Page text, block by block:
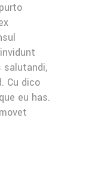
salutandi,
Cu dico
eu has.